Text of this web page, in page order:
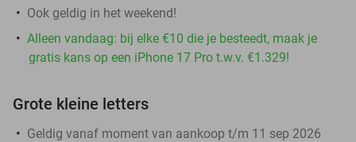
Ook geldig in het weekend!
Alleen vandaag: bij elke €10 die je besteedt, maak je
gratis kans op een iPhone 17 Pro t.w.v. €1.329!
Grote kleine letters
Geldig vanaf moment van aankoop t/m 11 sep 2026